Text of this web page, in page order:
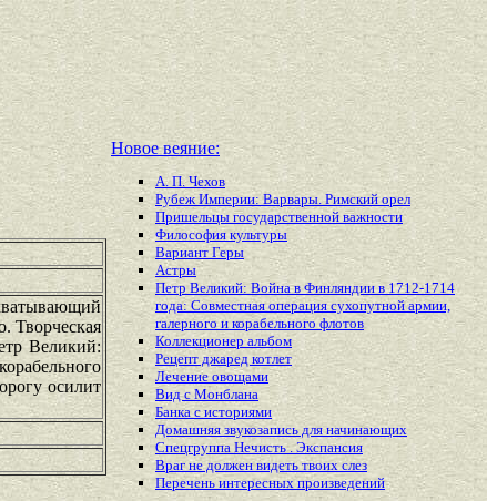
Творческая
Великий:
осилит
Новое веяние:
А. П. Чехов
Рубеж Империи: Варвары. Римский орел
Пришельцы государственной важности
Философия культуры
Вариант Геры
Астры
Петр Великий: Война в Финляндии в 1712-1714
года: Совместная операция сухопутной армии,
галерного и корабельного флотов
Коллекционер альбом
Рецепт джаред котлет
Лечение овощами
Вид с Монблана
Банка с историями
Домашняя звукозапись для начинающих
Спецгруппа Нечисть . Экспансия
Враг не должен видеть твоих слез
Перечень интересныхпроизведений